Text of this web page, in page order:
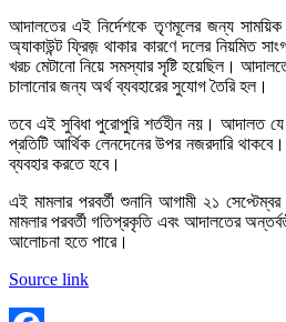
আদালতের এই নির্দেশকে তৃণমূলের জন্য সাময়িক
অ্যাকাউন্ট ফ্রিজ় থাকার কারণে দলের নিয়মিত
খরচ মেটানো নিয়ে সমস্যার সৃষ্টি হয়েছিল।
চালানোর জন্য অর্থ ব্যবহারের সুযোগ তৈরি হল।
তবে এই সুবিধা পুরোপুরি শর্তহীন নয়। আদালত যে
প্রতিটি আর্থিক লেনদেনের উপর নজরদারি
ব্যবহার করতে হবে।
এই মামলার পরবর্তী শুনানি আগামী ২১
মামলার পরবর্তী গতিপ্রকৃতি এবং আদালতের
আলোচনা হতে পারে।
Source link